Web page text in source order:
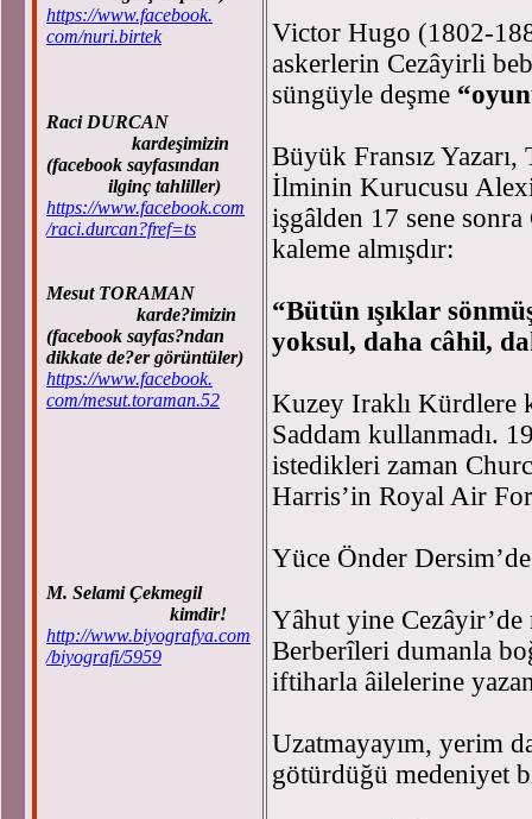
https://www.facebook.
com/nuri.birtek
Raci DURCAN
kardeşimizin
(facebook sayfasından
ilginç tahliller)
https://www.facebook.com
/raci.durcan?fref=ts
Mesut TORAMAN
karde?imizin
(facebook sayfas?ndan
dikkate de?er görüntüler)
https://www.facebook.
com/mesut.toraman.52
M. Selami Çekmegil
kimdir!
http://www.biyografya.com
/biyografi/5959
Victor Hugo (1802-
askerlerin Cezâyirli
süngüyle deşme
Büyük Fransız
İlminin Kurucusu
işgâlden 17 sene sonra
kaleme almışdır:
“Bütün ışıklar
yoksul, daha câhil,
Kuzey Iraklı Kürdlere
Saddam kullanmadı.
istedikleri zaman
Harris’in Royal Air
Yüce Önder
Yâhut yine Cezâyir’de
Berberîleri dumanla
iftiharla âilelerine
Uzatmayayım, yerim
götürdüğü medeniyet